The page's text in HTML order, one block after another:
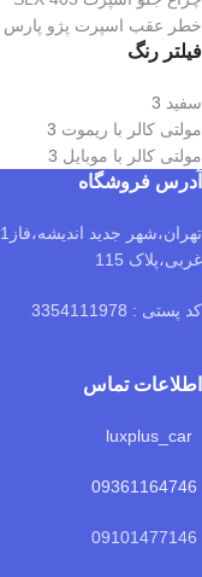
خطر عقب اسپرت پژو پارس
فیلتر رنگ
سفید 3
مولتی کالر با ریموت 3
مولتی کالر با موبایل 3
آدرس فروشگاه
غربی،پلاک 115
کد پستی : 3354111978
اطلاعات تماس
09361164746